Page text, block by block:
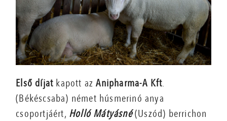
Első díjat kapott az Anipharma-A Kft.
(Békéscsaba) német húsmerinó anya
csoportjáért, Holló Mátyásné(Uszód) berrichon